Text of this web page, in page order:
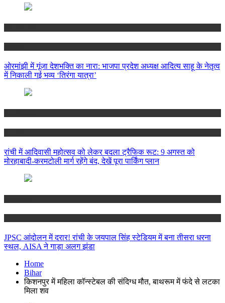
ओरमांझी में गूंजा देशभक्ति का नारा: भाजपा प्रदेश अध्यक्ष आदित्य साहू के नेतृत्व
में निकाली गई भव्य ‘तिरंगा यात्रा’
रांची में आदिवासी महोत्सव को लेकर बदला ट्रैफिक रूट: 9 अगस्त को
मोरहाबादी-करमटोली मार्ग रहेंगे बंद, देखें पूरा पार्किंग प्लान
JPSC आंदोलन में दरार! रांची के जयपाल सिंह स्टेडियम में बना तीसरा धरना
स्थल, AISA ने गाड़ा अलग झंडा
Home
Bihar
किशनपुर में महिला कॉन्स्टेबल की संदिग्ध मौत, बाथरूम में फंदे से लटका
मिला शव